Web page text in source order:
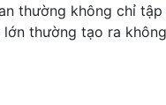
thường không chỉ
thường tạo ra